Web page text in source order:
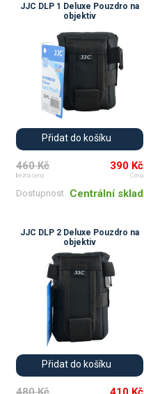
JJC DLP 1 Deluxe Pouzdro na
objektiv
Přidat do košíku
460 Kč
běžná cena
390 Kč
Cena
Dostupnost Centrální sklad
JJC DLP 2 Deluxe Pouzdro na
objektiv
Přidat do košíku